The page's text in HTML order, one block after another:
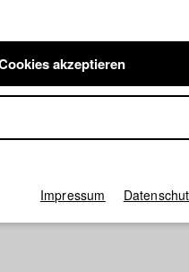
z Alle
akzeptieren
Impressum